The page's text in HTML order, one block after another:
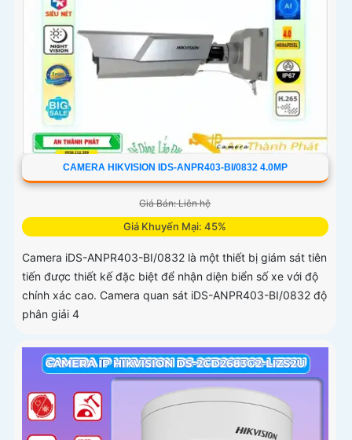
CAMERA HIKVISION IDS-ANPR403-BI/0832 4.0MP
Giá Bán: Liên hệ
Giá Khuyến Mại: 45%
Camera iDS-ANPR403-BI/0832 là một thiết bị giám sát tiên
tiến được thiết kế đặc biệt để nhận diện biển số xe với độ
chính xác cao. Camera quan sát iDS-ANPR403-BI/0832 độ
phân giải 4